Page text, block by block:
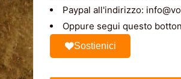
Paypal all'indirizzo:
Oppure segui questo
Sostienici